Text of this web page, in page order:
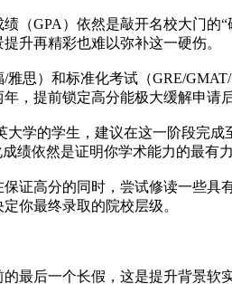
（GPA）依然是敲开名校大门
升再精彩也难以弥补这一硬伤。
雅思）和标准化考试（GRE/
，提前锁定高分能极大缓解申请
大学的学生，建议在这一阶段完
绩依然是证明你学术能力的最有力
证高分的同时，尝试修读一些
你最终录取的院校层级。
最后一个长假，这是提升背景